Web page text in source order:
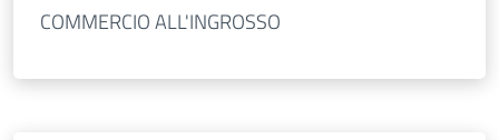
COMMERCIO ALL'INGROSSO